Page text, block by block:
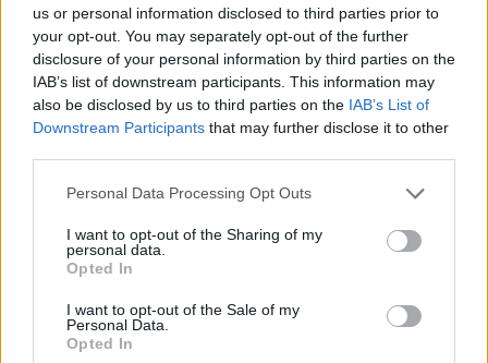
us or personal information disclosed to third parties prior to
your opt-out. You may separately opt-out of the further
disclosure of your personal information by third parties on the
IAB’s list of downstream participants. This information may
also be disclosed by us to third parties on the IAB’s List of
Downstream Participants that may further disclose it to other
Please note that this website/app uses one or more Google
not limited to your visit or usage behaviour. You may click to
grant or deny consent to Google and its third-party tags to
use your data for below specified purposes in below Google
consent section.
Personal Data Processing Opt Outs
I want to opt-out of the Sharing of my
personal data.
Opted In
I want to opt-out of the Sale of my
Personal Data.
Opted In
ΓΕΝΟΚΤΟΝΙΑ
Πόντου: Τι σημαίνει πραγματικά;
31/07/2026 - 7:57μμ